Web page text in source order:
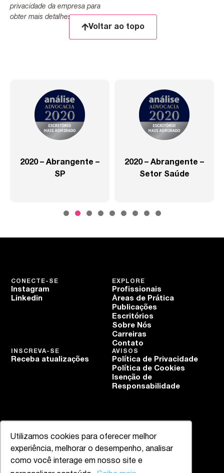
Utilizamos cookies para oferecer melhor
experiência, melhorar o desempenho, analisar
como você interage em nosso site e
privacidade da empresa para
obter mais detalhes.
Voltar ao topo
2020 – Abrangente –
SP
2020 – Abrangente –
Setor Saúde
EXPLORE
Profissionais
Áreas de Prática
Publicações
Escritórios
Sobre Nós
Carreiras
Contato
CONECTE-SE
Instagram
Linkedin
AVISOS
Política de Privacidade
Política de Cookies
Isenção de
Responsabilidade
INSCREVA-SE
Receba atualizações